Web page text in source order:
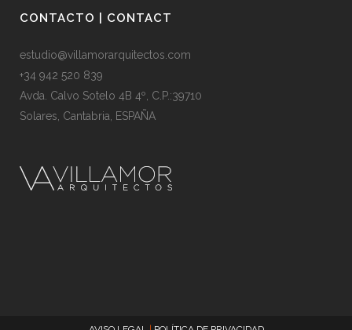
CONTACTO | CONTACT
estudio@villamorarquitectos.com
+34 942 520 839
Avda. Calvo Sotelo 4B 4º, C.P.:39710
Solares, Cantabria, ESPAÑA